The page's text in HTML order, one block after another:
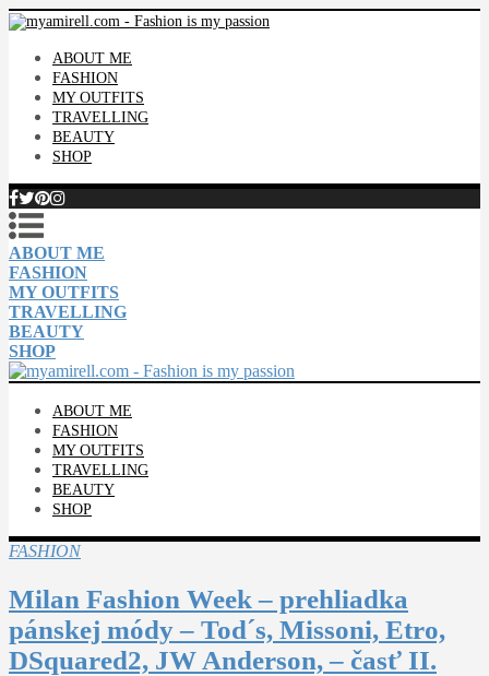
ABOUT ME
FASHION
MY OUTFITS
TRAVELLING
BEAUTY
SHOP
ABOUT ME
FASHION
MY OUTFITS
TRAVELLING
BEAUTY
SHOP
ABOUT ME
FASHION
MY OUTFITS
TRAVELLING
BEAUTY
SHOP
FASHION
Milan Fashion Week – prehliadka
pánskej módy – Tod´s, Missoni, Etro,
DSquared2, JW Anderson, – časť II.